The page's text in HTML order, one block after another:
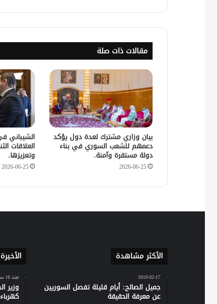
مقالات ذات صلة
بيان وزاري مشترك لعدة دول يؤكد
دعمهم للشعب السوري في بناء
دولة مستقرة وآمنة.
2026-06-25
الشيباني
العلاقات
وتعزيزها.
2026-06-25
الأكثر مشاهدة
2019-02-17
جميل الصالح: أيام قليلة تفصل السوريين
عن معرفة الحقيقة
الأخيرة
منذ 16 ساعة
وزير
كهرباء